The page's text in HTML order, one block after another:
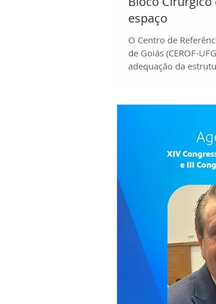
espaço
O Centro de
de Goiás (CEROF-
adequação da
marcam um
eficiência dos
professor Marcos